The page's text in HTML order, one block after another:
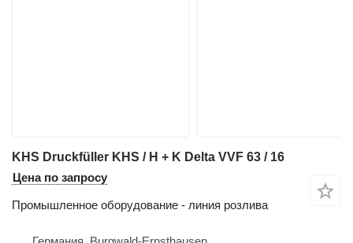
KHS Druckfüller KHS / H + K Delta VVF 63 / 16
Цена по запросу
Промышленное оборудование - линия розлива